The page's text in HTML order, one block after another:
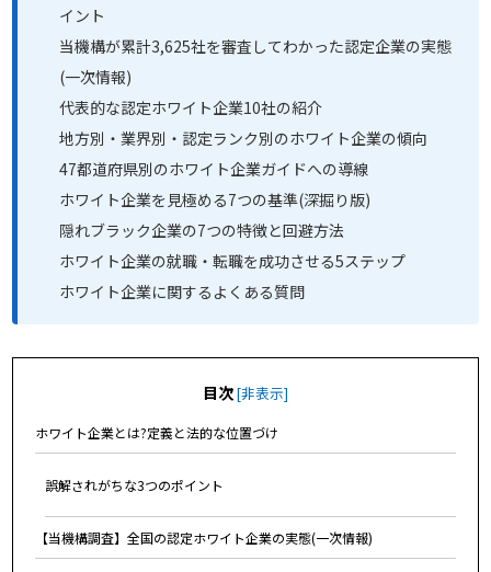
イント
当機構が累計3,625社を審査してわかった認定企業の実態
(一次情報)
代表的な認定ホワイト企業10社の紹介
地方別・業界別・認定ランク別のホワイト企業の傾向
47都道府県別のホワイト企業ガイドへの導線
ホワイト企業を見極める7つの基準(深掘り版)
隠れブラック企業の7つの特徴と回避方法
ホワイト企業の就職・転職を成功させる5ステップ
ホワイト企業に関するよくある質問
目次[非表示]
ホワイト企業とは?定義と法的な位置づけ
誤解されがちな3つのポイント
【当機構調査】全国の認定ホワイト企業の実態(一次情報)